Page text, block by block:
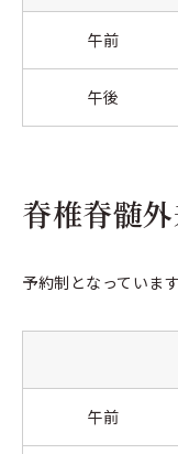
午前
午後
脊椎脊髄
予約制となっています
午前